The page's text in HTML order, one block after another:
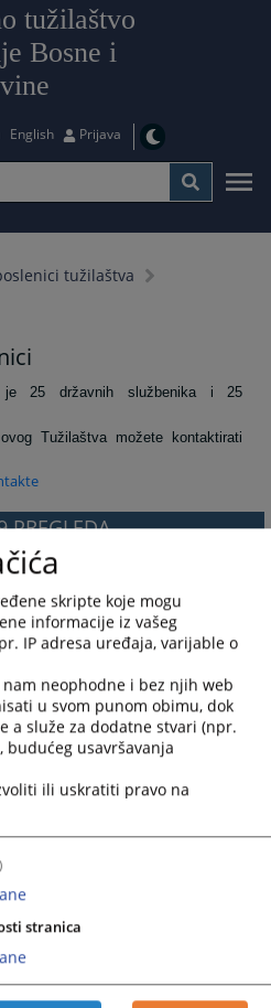
tužilaštvo
Bosne i
English Prijava
tužilaštva
je 25 državnih službenika i 25
Tužilaštva možete kontaktirati
PREGLEDA
skripte koje mogu
informacije iz vašeg
IP adresa uređaja, varijable o
neophodne i bez njih web
u svom punom obimu, dok
a služe za dodatne stvari (npr.
budućeg usavršavanja
ili uskratiti pravo na
stranica